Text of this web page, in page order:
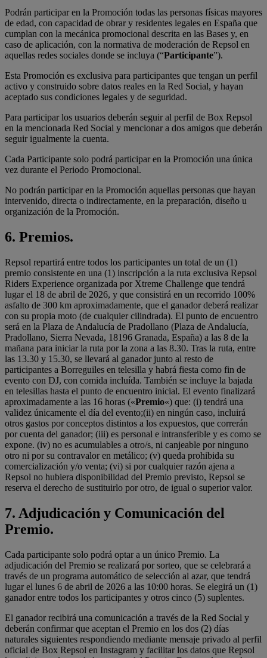
Podrán participar en la Promoción todas las personas físicas mayores
de edad, con capacidad de obrar y residentes legales en España que
cumplan con la mecánica promocional descrita en las Bases y, en
caso de aplicación, con la normativa de moderación de Repsol en
aquellas redes sociales donde se incluya (“Participante”).
Esta Promoción es exclusiva para participantes que tengan un perfil
activo y construido sobre datos reales en la Red Social, y hayan
aceptado sus condiciones legales y de seguridad.
Para participar los usuarios deberán seguir al perfil de Box Repsol
en la mencionada Red Social y mencionar a dos amigos que deberán
seguir igualmente la cuenta.
Cada Participante solo podrá participar en la Promoción una única
vez durante el Periodo Promocional.
No podrán participar en la Promoción aquellas personas que hayan
intervenido, directa o indirectamente, en la preparación, diseño u
organización de la Promoción.
6. Premios.
Repsol repartirá entre todos los participantes un total de un (1)
premio consistente en una (1) inscripción a la ruta exclusiva Repsol
Riders Experience organizada por Xtreme Challenge que tendrá
lugar el 18 de abril de 2026, y que consistirá en un recorrido 100%
asfalto de 300 km aproximadamente, que el ganador deberá realizar
con su propia moto (de cualquier cilindrada). El punto de encuentro
será en la Plaza de Andalucía de Pradollano (Plaza de Andalucía,
Pradollano, Sierra Nevada, 18196 Granada, España) a las 8 de la
mañana para iniciar la ruta por la zona a las 8.30. Tras la ruta, entre
las 13.30 y 15.30, se llevará al ganador junto al resto de
participantes a Borreguiles en telesilla y habrá fiesta como fin de
evento con DJ, con comida incluída. También se incluye la bajada
en telesillas hasta el punto de encuentro inicial. El evento finalizará
aproximadamente a las 16 horas («Premio«) que: (i) tendrá una
validez únicamente el día del evento;(ii) en ningún caso, incluirá
otros gastos por conceptos distintos a los expuestos, que correrán
por cuenta del ganador; (iii) es personal e intransferible y es como se
expone. (iv) no es acumulables a otro/s, ni canjeable por ninguno
otro ni por su contravalor en metálico; (v) queda prohibida su
comercialización y/o venta; (vi) si por cualquier razón ajena a
Repsol no hubiera disponibilidad del Premio previsto, Repsol se
reserva el derecho de sustituirlo por otro, de igual o superior valor.
7. Adjudicación y Comunicación del
Premio.
Cada participante solo podrá optar a un único Premio. La
adjudicación del Premio se realizará por sorteo, que se celebrará a
través de un programa automático de selección al azar, que tendrá
lugar el lunes 6 de abril de 2026 a las 10:00 horas. Se elegirá un (1)
ganador entre todos los participantes y otros cinco (5) suplentes.
El ganador recibirá una comunicación a través de la Red Social y
deberán confirmar que aceptan el Premio en los dos (2) días
naturales siguientes respondiendo mediante mensaje privado al perfil
oficial de Box Repsol en Instagram y facilitar los datos que Repsol